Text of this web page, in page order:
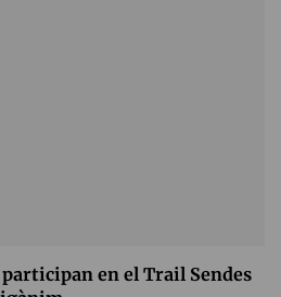
en el Trail Sendes